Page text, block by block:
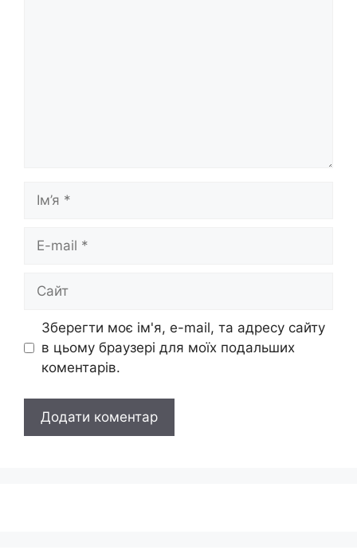
Ім’я
Сайт
Зберегти моє ім'я, e-mail, та адресу сайту
в цьому браузері для моїх подальших
коментарів.